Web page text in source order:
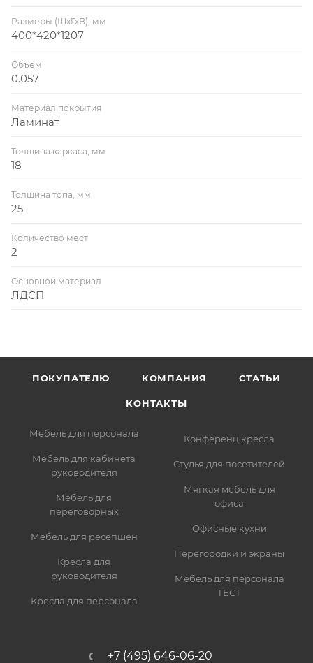
Размеры (ШхГхВ), мм
400*420*1207
Объем
0.057
Материал покрытия
Ламинат
Толщина каркаса, мм
18
Толщина топа, мм
25
Количество мест
2
Основной материал
ЛДСП
ПОКУПАТЕЛЮ КОМПАНИЯ СТАТЬИ
КОНТАКТЫ
Мебель для персонала
Мебель для кабинета
руководителя
Мебель для
переговорных
Мебель для ресепшен
Кресла для
руководителя
Кресла для персонала
Конференц кресла
Стулья для посетителей
Мягкая мебель для
офиса
Офисные кухни
Перегородки и экраны
Мебель для персонала
ТЕСТ
+7 (495) 646-06-20